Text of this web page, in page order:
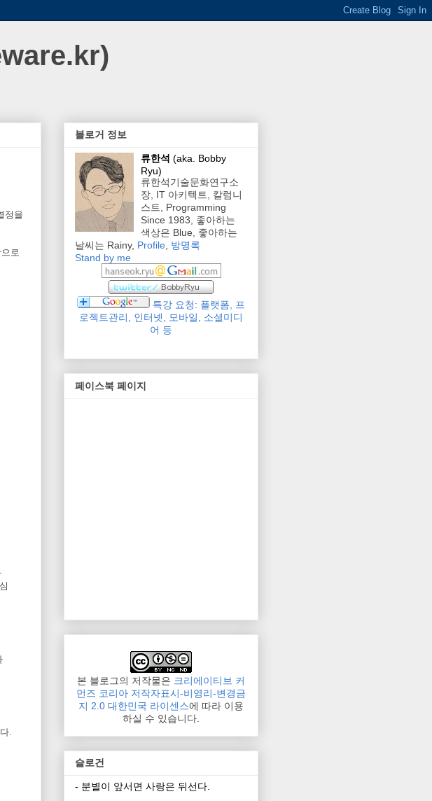
정을
로
.
블로거 정보
류한석 (aka. Bobby
Ryu)
류한석기술문화연구소
장, IT 아키텍트, 칼럼니
스트, Programming
Since 1983, 좋아하는
색상은 Blue, 좋아하는
날씨는 Rainy, Profile, 방명록
Stand by me
특강 요청: 플랫폼, 프
로젝트관리, 인터넷, 모바일, 소셜미디
어 등
페이스북 페이지
본 블로그의 저작물은 크리에이티브 커
먼즈 코리아 저작자표시-비영리-변경금
지 2.0 대한민국 라이센스에 따라 이용
하실 수 있습니다.
슬로건
- 분별이 앞서면 사랑은 뒤선다.